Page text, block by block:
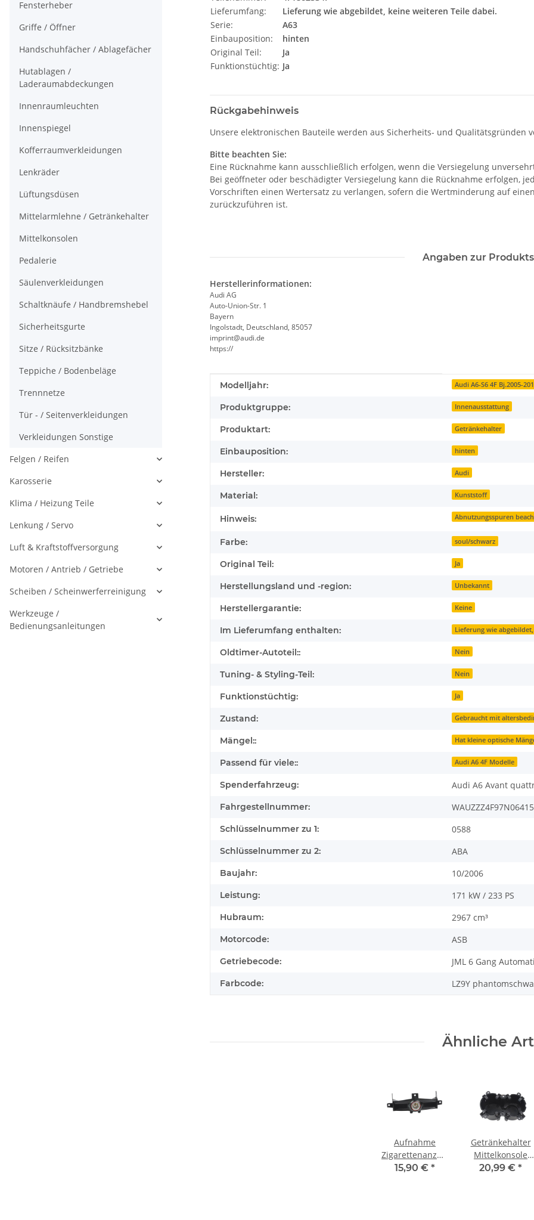
Lieferumfang:
Lieferung wie abgebildet, keine weiteren Teile dabei.
Serie:
A63
Einbauposition:
hinten
Original Teil:
Ja
Funktionstüchtig: Ja
Rückgabehinweis
Unsere elektronischen Bauteile werden aus Sicherheits- und Qualitätsgründen
Bitte beachten Sie:
Eine Rücknahme kann ausschließlich erfolgen, wenn die Versiegelung
Bei geöffneter oder beschädigter Versiegelung kann die Rücknahme erfolgen,
Vorschriften einen Wertersatz zu verlangen, sofern die Wertminderung auf
zurückzuführen ist.
Angaben zur
Herstellerinformationen:
Audi AG
Auto-Union-Str. 1
Bayern
Ingolstadt, Deutschland, 85057
imprint@audi.de
https://
Produkteigenschaft
Wert
Modelljahr: Audi A6-S6 4F Bj.2005-
Produktgruppe: Innenausstattung
Produktart: Getränkehalter
Einbauposition: hinten
Hersteller: Audi
Material: Kunststoff
Hinweis: Abnutzungsspuren
Farbe: soul/schwarz
Original Teil: Ja
Herstellungsland und -region: Unbekannt
Herstellergarantie: Keine
Im Lieferumfang enthalten: Lieferung wie
Oldtimer-Autoteil:: Nein
Tuning- & Styling-Teil: Nein
Funktionstüchtig: Ja
Zustand: Gebraucht mit
Mängel:: Hat kleine optische
Passend für viele:: Audi A6 4F Modelle
Spenderfahrzeug: Audi A6 Avant
Fahrgestellnummer:
Schlüsselnummer zu 1: 0588
Schlüsselnummer zu 2: ABA
Baujahr: 10/2006
Leistung: 171 kW / 233 PS
Hubraum: 2967 cm³
Motorcode: ASB
Getriebecode: JML 6 Gang
Farbcode: LZ9Y
Ähnliche
Aufnahme
Zigarettenanzünder
hinten
15,90 € *
Getränkehalter
Mittelkonsole
soul 8R0862533
20,99 € *
Fensterheber
Griffe / Öffner
Handschuhfächer / Ablagefächer
Hutablagen /
Laderaumabdeckungen
Innenraumleuchten
Innenspiegel
Kofferraumverkleidungen
Lenkräder
Lüftungsdüsen
Mittelarmlehne / Getränkehalter
Mittelkonsolen
Pedalerie
Säulenverkleidungen
Schaltknäufe / Handbremshebel
Sicherheitsgurte
Sitze / Rücksitzbänke
Teppiche / Bodenbeläge
Trennnetze
Tür - / Seitenverkleidungen
Verkleidungen Sonstige
Felgen / Reifen
Karosserie
Klima / Heizung Teile
Lenkung / Servo
Luft & Kraftstoffversorgung
Motoren / Antrieb / Getriebe
Scheiben / Scheinwerferreinigung
Werkzeuge /
Bedienungsanleitungen